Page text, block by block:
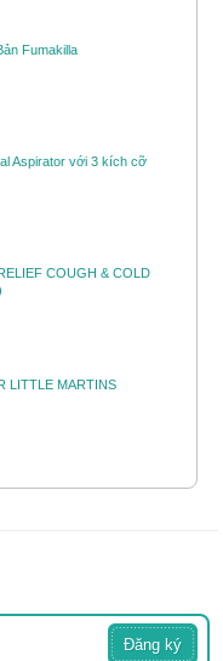
Fumakilla
Aspirator với 3 kích cỡ
COUGH & COLD
LITTLE MARTINS